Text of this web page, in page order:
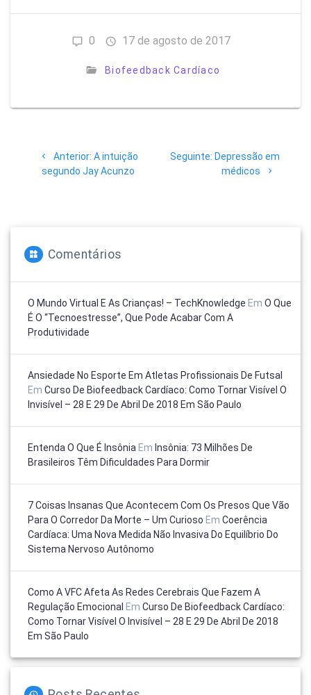
0 17 de agosto de 2017
Biofeedback Cardíaco
Anterior: Post
anterior:
A intuição
segundo Jay Acunzo
Seguinte: Post
seguinte:
Depressão em
médicos
Comentários
O Mundo Virtual E As Crianças! – TechKnowledge Em O Que
É O “tecnoestresse”, Que Pode Acabar Com A
Produtividade
Ansiedade No Esporte Em Atletas Profissionais De Futsal
Em Curso De Biofeedback Cardíaco: Como Tornar Visível O
Invisível – 28 E 29 De Abril De 2018 Em São Paulo
Entenda O Que É Insônia Em Insônia: 73 Milhões De
Brasileiros Têm Dificuldades Para Dormir
7 Coisas Insanas Que Acontecem Com Os Presos Que Vão
Para O Corredor Da Morte – Um Curioso Em Coerência
Cardíaca: Uma Nova Medida Não Invasiva Do Equilíbrio Do
Sistema Nervoso Autônomo
Como A VFC Afeta As Redes Cerebrais Que Fazem A
Regulação Emocional Em Curso De Biofeedback Cardíaco:
Como Tornar Visível O Invisível – 28 E 29 De Abril De 2018
Em São Paulo